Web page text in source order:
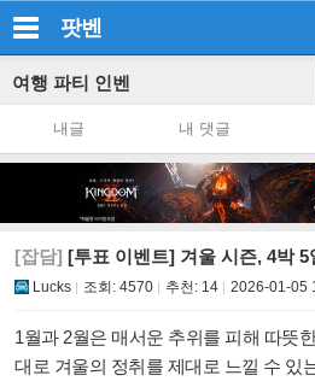
팟벤
여행 파티 인벤
내글 내 댓글
[잡담] [투표 이벤트] 겨울 시즌, 4박
Lucks 조회: 4570 추천: 14 2026-01-05
1월과 2월은 매서운 추위를 피해 따뜻
대로 겨울의 정취를 제대로 느낄 수 있